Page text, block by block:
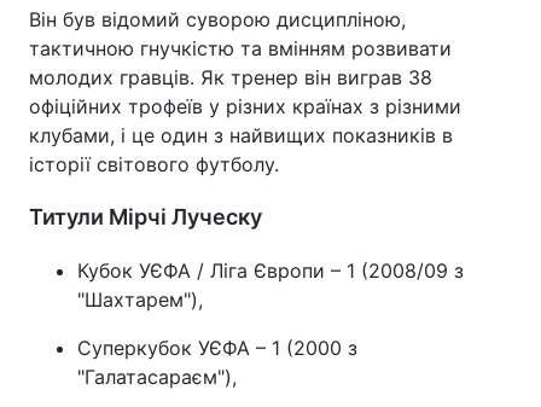
Він був відомий суворою дисципліною,
тактичною гнучкістю та вмінням розвивати
молодих гравців. Як тренер він виграв 38
офіційних трофеїв у різних країнах з різними
клубами, і це один з найвищих показників в
історії світового футболу.
Титули Мірчі Луческу
Кубок УЄФА / Ліга Європи – 1 (2008/09 з
"Шахтарем"),
Суперкубок УЄФА – 1 (2000 з
"Галатасараєм"),